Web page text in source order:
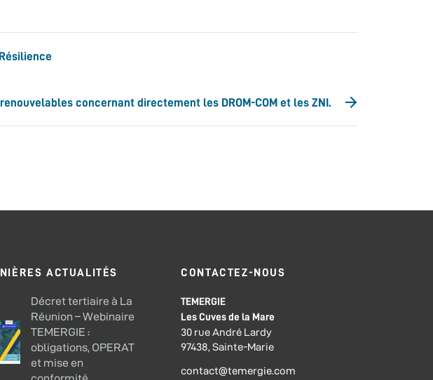
concernant directement les DROM-COM et les ZNI.
ACTUALITÉS
Décret tertiaire à La
Réunion – Webinaire
TEMERGIE :
obligations, OPERAT
et mise en
CONTACTEZ-NOUS
TEMERGIE
Les Cuves de la Mare
30 rue André Lardy
97438, Sainte-Marie
contact@temergie.com